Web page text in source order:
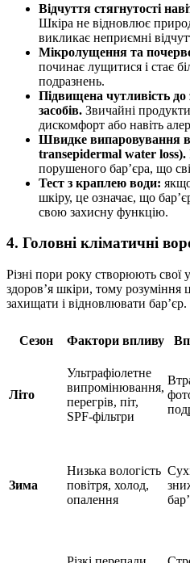
Відчуття стягнутості
Шкіра не відновлює
викликає неприємні
Мікролущення та
починає лущитися і стає
подразнень.
Підвищена чутливість
засобів. Звичайні
дискомфорт або навіть
Швидке випаровування
transepidermal water loss).
порушеного бар’єра, що
Тест з краплею води:
шкіру, це означає, що
свою захисну функцію.
4. Головні кліматичні
Різні пори року створюють свої
здоров’я шкіри, тому розуміння
захищати і відновлювати бар’єр.
Сезон Фактори впливу
Літо
Ультрафіолетне
випромінювання,
перегрів, піт,
SPF-фільтри
Зима
Низька вологість
повітря, холод,
опалення